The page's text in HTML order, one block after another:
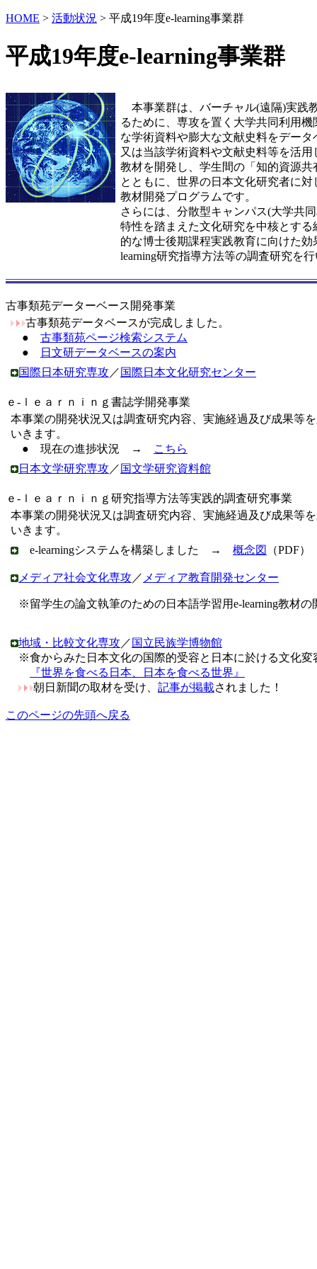
HOME > 活動状況 > 平成19年度e-learning事業群
平成19年度e-learning事業群
本事業群は、バーチャル(遠隔)実践
るために、専攻を置く大学共同利用機
な学術資料や膨大な文献史料をデータ
又は当該学術資料や文献史料等を活用
教材を開発し、学生間の「知的資源共
とともに、世界の日本文化研究者に対
教材開発プログラムです。
さらには、分散型キャンパス(大学共
特性を踏まえた文化研究を中核とする
的な博士後期課程実践教育に向けた効
learning研究指導方法等の調査研究を
古事類苑データーベース開発事業
古事類苑データベースが完成しました。
● 古事類苑ページ検索システム
●
日文研データベースの案内
国際日本研究専攻／ 国際日本文化研究センター
ｅ-ｌｅａｒｎｉｎｇ書誌学開発事業
本事業の開発状況又は調査研究内容、実施経過及び成果等
いきます。
● 現在の進捗状況 →
こちら
日本文学研究専攻／ 国文学研究資料館
ｅ-ｌｅａｒｎｉｎｇ研究指導方法等実践的調査研究事業
本事業の開発状況又は調査研究内容、実施経過及び成果等
いきます。
e-learningシステムを構築しました → 概念図 （PDF）
メディア社会文化専攻／ メディア教育開発センター
※留学生の論文執筆のための日本語学習用e-learning教材の
地域・比較文化専攻／ 国立民族学博物館
※食からみた日本文化の国際的受容と日本に於ける文化変
『世界を食べる日本、日本を食べる世界』
朝日新聞の取材を受け、 記事が掲載されました！
このページの先頭へ戻る